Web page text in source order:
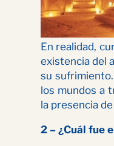
En realidad,
existencia del
su
los mundos a
la presencia
2 – ¿Cuál fue